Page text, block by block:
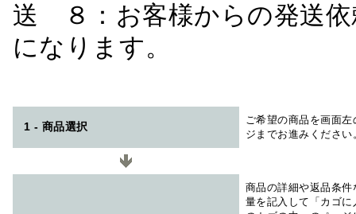
送 ８：お客様からの発送
になります。
1 - 商品選択
ご希望の商品を画面
ジまでお進みください
商品の詳細や返品条
量を記入して「カゴ